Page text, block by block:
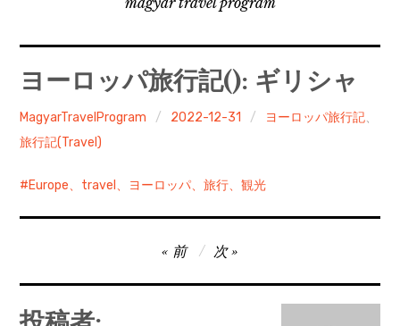
ヨーロッパ旅行記(): ギリシャ
MagyarTravelProgram 2022-12-31 ヨーロッパ旅行記、
旅行記(Travel)
Europe、travel、ヨーロッパ、旅行、観光
稿
ナ
前 次